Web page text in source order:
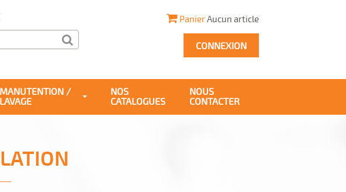
PanierAucun article
CONNEXION
MANUTENTION /
LAVAGE
NOS
CATALOGUES
NOUS
CONTACTER